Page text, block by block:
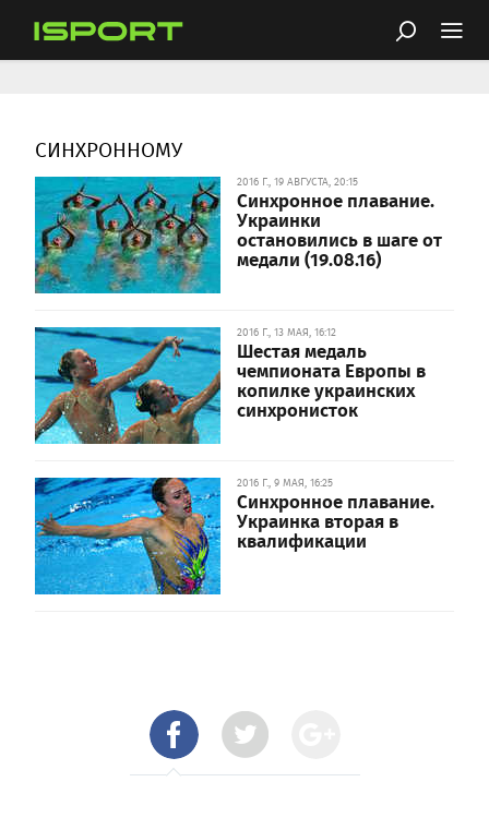
СИНХРОННОМУ
2016 Г., 19 АВГУСТА, 20:15
Синхронное плавание.
Украинки
остановились в шаге от
медали (19.08.16)
2016 Г., 13 МАЯ, 16:12
Шестая медаль
чемпионата Европы в
копилке украинских
синхронисток
2016 Г., 9 МАЯ, 16:25
Синхронное плавание.
Украинка вторая в
квалификации